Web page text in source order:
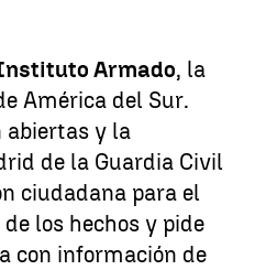
Armado, la
América del Sur.
abiertas y la
de la Guardia Civil
ciudadana para el
los hechos y pide
con información de